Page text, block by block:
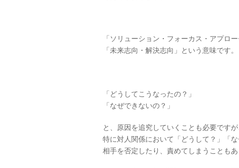
「ソリューション・フォーカス・アプロー
「未来志向・解決志向」という意味です。
「どうしてこうなったの？」
「なぜできないの？」
と、原因を追究していくことも必要ですが
特に対人関係において「どうして？」「
相手を否定したり、責めてしまうこともあ